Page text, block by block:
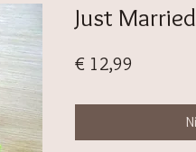
Just
€ 12,99